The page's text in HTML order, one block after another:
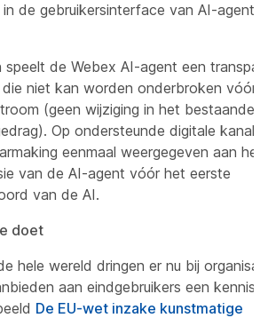
de gebruikersinterface van AI-agent
speelt de Webex AI-agent een
niet kan worden onderbroken vóór
(geen wijziging in het bestaande
Op ondersteunde digitale
eenmaal weergegeven aan het
van de AI-agent vóór het eerste
van de AI.
doet
hele wereld dringen er nu bij
aan eindgebruikers een
De EU-wet inzake kunstmatige